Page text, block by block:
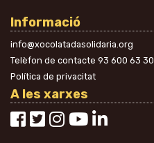
Informació
info@xocolatadasolidaria.org
Telèfon de contacte 93 600 63 30
Política de privacitat
A les xarxes